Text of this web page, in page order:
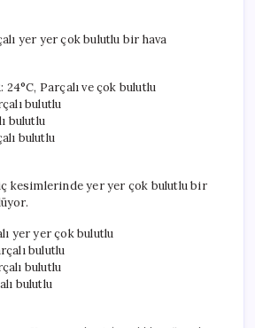
yer yer çok bulutlu bir hava
24°C, Parçalı ve çok bulutlu
bulutlu
bulutlu
bulutlu
kesimlerinde yer yer çok bulutlu bir
yer yer çok bulutlu
bulutlu
bulutlu
bulutlu